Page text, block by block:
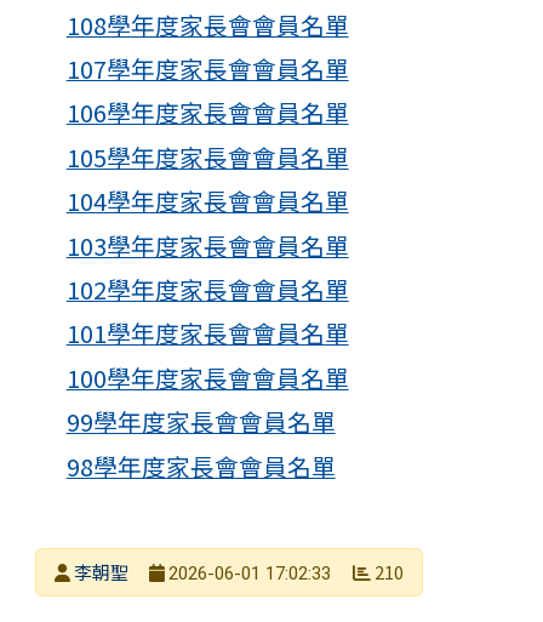
108學年度家長會會員名單
107學年度家長會會員名單
106學年度家長會會員名單
105學年度家長會會員名單
104學年度家長會會員名單
103學年度家長會會員名單
102學年度家長會會員名單
101學年度家長會會員名單
100學年度家長會會員名單
99學年度家長會會員名單
98學年度家長會會員名單
發布者
李朝聖
2026-06-01 17:02:33 210